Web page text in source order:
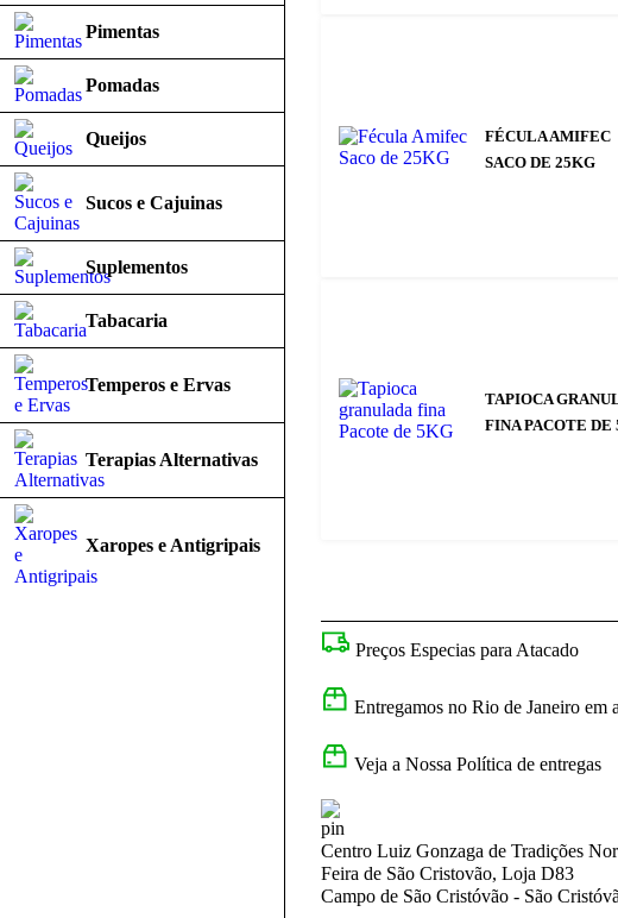
Pimentas
Pomadas
Queijos
Sucos e Cajuinas
Suplementos
Tabacaria
Temperos e Ervas
Terapias Alternativas
Xaropes e Antigripais
FÉCULA AMIFEC
SACO DE 25KG
TAPIOCA
FINA PACOTE DE
Preços Especias para Atacado
Entregamos no Rio de Janeiro em
Veja a Nossa Política de entregas
Centro Luiz Gonzaga de Tradições
Feira de São Cristovão, Loja D83
Campo de São Cristóvão - São